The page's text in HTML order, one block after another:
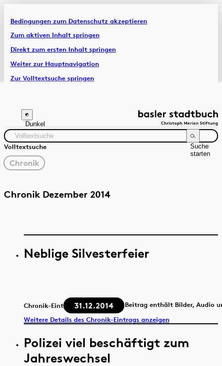
Bedingungen zum Datenschutz akzeptieren
Zum aktiven Inhalt springen
Direkt zum ersten Inhalt springen
Weiter zur Hauptnavigation
Zur Volltextsuche springen
Artikel & Dossiers
Chronik
Dunkel
Volltextsuche
Suche
starten
gewählter
Filter
Chronik
Quelle Zeitraum
Chronik Dezember 2014
Neblige Silvesterfeier
Chronik-Eintrag 31.12.2014
Beitrag enthält Bilder, Audio
Weitere Details des Chronik-Eintrags anzeigen
Polizei viel beschäftigt zum
Jahreswechsel